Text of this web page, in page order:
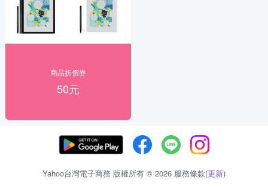
商品折價券
50元
Yahoo台灣電子商務 版權所有 © 2026 服務條款(更新)